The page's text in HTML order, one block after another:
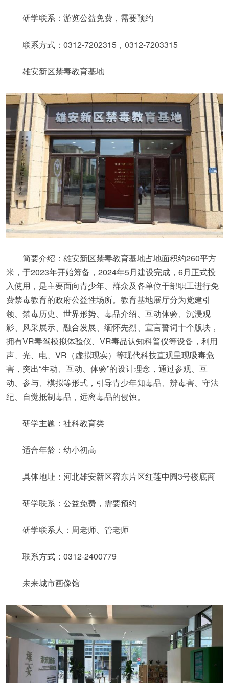
研学联系：游览公益免费，需要预约
联系方式：0312-7202315，0312-7203315
雄安新区禁毒教育基地
简要介绍：雄安新区禁毒教育基地占地面积约260平方
米，于2023年开始筹备，2024年5月建设完成，6月正式投
入使用，是主要面向青少年、群众及各单位干部职工进行免
费禁毒教育的政府公益性场所。教育基地展厅分为党建引
领、禁毒历史、世界形势、毒品介绍、互动体验、沉浸观
影、风采展示、融合发展、缅怀先烈、宣言誓词十个版块，
拥有VR毒驾模拟体验仪、VR毒品认知科普仪等设备，利用
声、光、电、VR（虚拟现实）等现代科技直观呈现吸毒危
害，突出“生动、互动、体验”的设计理念，通过参观、互
动、参与、模拟等形式，引导青少年知毒品、辨毒害、守法
纪、自觉抵制毒品，远离毒品的侵蚀。
研学主题：社科教育类
适合年龄：幼小初高
具体地址：河北雄安新区容东片区红莲中园3号楼底商
研学联系：公益免费，需要预约
研学联系人：周老师、管老师
联系方式：0312-2400779
未来城市画像馆